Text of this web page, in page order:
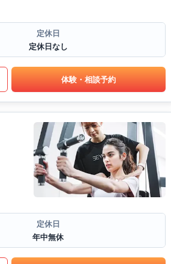
定休日
定休日なし
体験・相談予約
定休日
年中無休